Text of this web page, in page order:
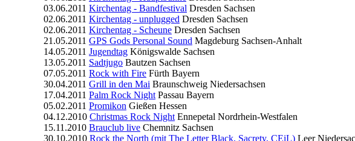
03.06.2011 Kirchentag - Bandfestival Dresden Sachsen
02.06.2011 Kirchentag - unplugged Dresden Sachsen
02.06.2011 Kirchentag - Scheune Dresden Sachsen
21.05.2011 GPS Gods Personal Sound Magdeburg Sachsen-Anhalt
14.05.2011 Jugendtag Königswalde Sachsen
13.05.2011 Sadtjugo Bautzen Sachsen
07.05.2011 Rock with Fire Fürth Bayern
30.04.2011 Grill in den Mai Braunschweig Niedersachsen
17.04.2011 Palm Rock Night Passau Bayern
05.02.2011 Promikon Gießen Hessen
04.12.2010 Christmas Rock Night Ennepetal Nordrhein-Westfalen
15.11.2010 Brauclub live Chemnitz Sachsen
30.10.2010 Rock the North (mit The Letter Black, Sacrety, CEiL) Leer